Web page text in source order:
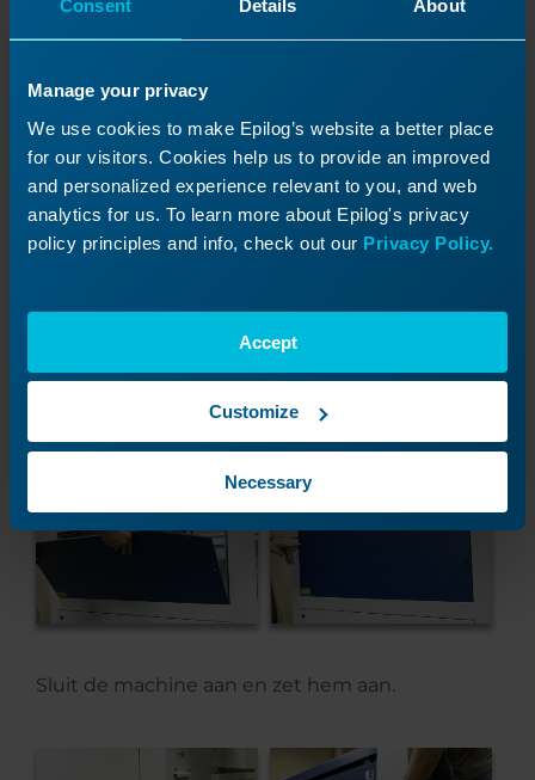
Consent Details About
Manage your privacy
We use cookies to make Epilog’s website a better place
for our visitors. Cookies help us to provide an improved
and personalized experience relevant to you, and web
analytics for us. To learn more about Epilog's privacy
policy principles and info, check out our Privacy Policy.
Accept
Customize
Necessary
Paneel opnieuw
installeren
linkerkant van de machine weer terug. Gebruik
een 5/32” inbussleutel om de zwarte
paneelsloten ¾ slag met de klok mee te
Sluit de machine aan en zet hem aan.